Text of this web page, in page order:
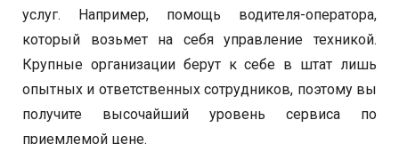
услуг. Например, помощь водителя-оператора,
который возьмет на себя управление техникой.
Крупные организации берут к себе в штат лишь
опытных и ответственных сотрудников, поэтому вы
получите высочайший уровень сервиса по
приемлемой цене.